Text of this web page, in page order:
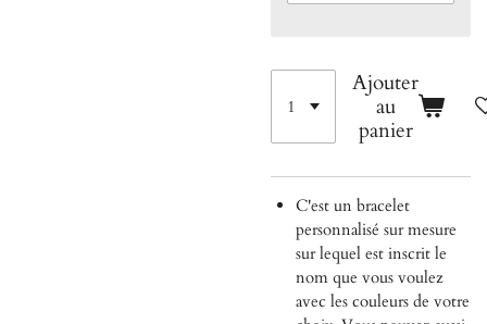
Ajouter
au
panier
C'est un bracelet
personnalisé sur mesure
sur lequel est inscrit le
nom que vous voulez
avec les couleurs de votre